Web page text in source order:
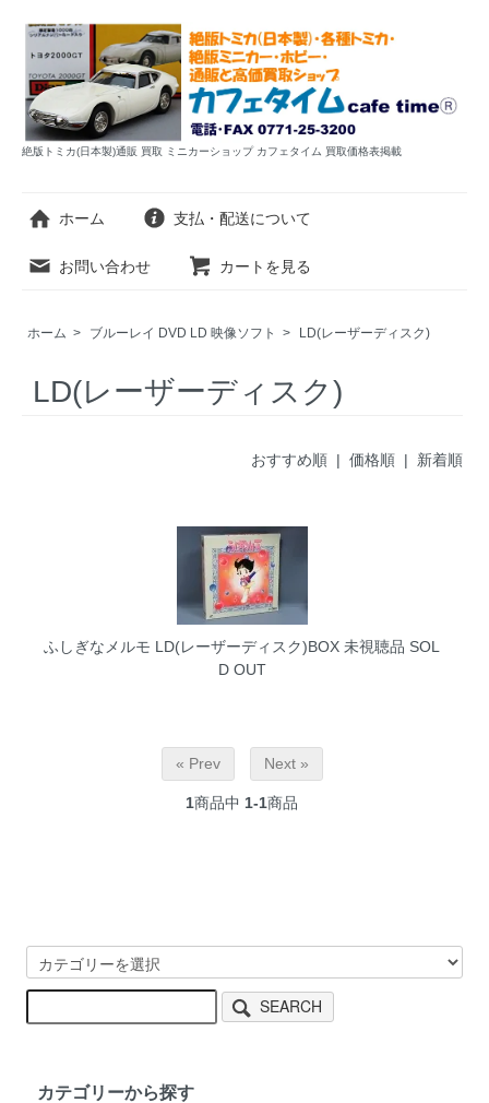
絶版トミカ(日本製)通販 買取 ミニカーショップ カフェタイム 買取価格表掲載
ホーム 支払・配送について
お問い合わせ カートを見る
ホーム > ブルーレイ DVD LD 映像ソフト > LD(レーザーディスク)
LD(レーザーディスク)
おすすめ順 | 価格順| 新着順
ふしぎなメルモ LD(レーザーディスク)BOX 未視聴品 SOL
D OUT
« Prev Next »
1商品中 1-1商品
SEARCH
カテゴリーから探す